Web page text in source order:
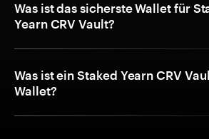
Was ist das sicherste Wallet für
Yearn CRV Vault?
Was ist ein Staked Yearn CRV
Wallet?